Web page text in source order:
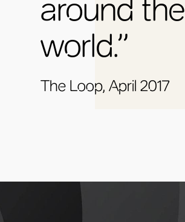
around the
world.”
The Loop, April 2017